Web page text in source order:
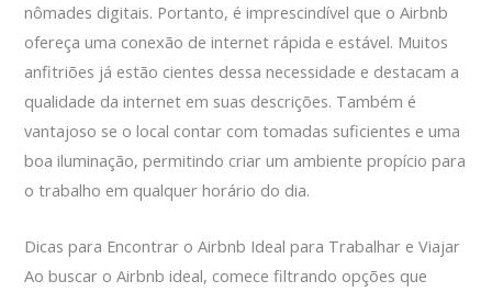
nômades digitais. Portanto, é imprescindível que o Airbnb
ofereça uma conexão de internet rápida e estável. Muitos
anfitriões já estão cientes dessa necessidade e destacam a
qualidade da internet em suas descrições. Também é
vantajoso se o local contar com tomadas suficientes e uma
boa iluminação, permitindo criar um ambiente propício para
o trabalho em qualquer horário do dia.
Dicas para Encontrar o Airbnb Ideal para Trabalhar e Viajar
Ao buscar o Airbnb ideal, comece filtrando opções que